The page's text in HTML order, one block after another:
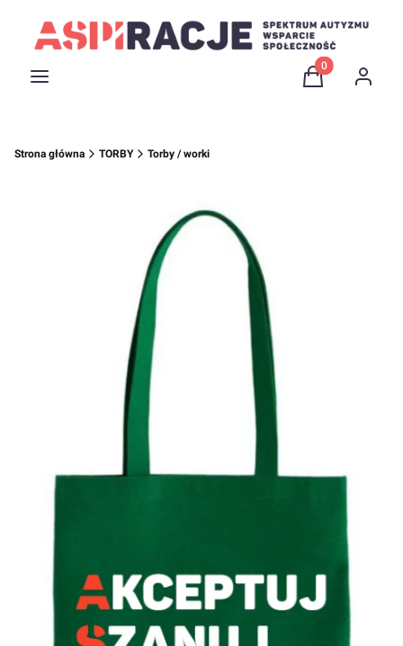
Menu Produkty w
Koszyk Zaloguj
Strona główna TORBY Torby / worki